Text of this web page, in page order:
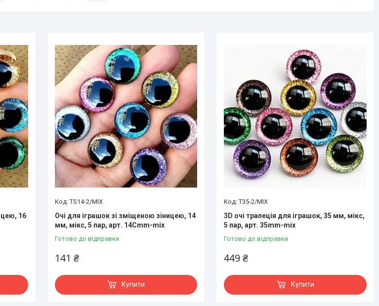
16
TS14-2/MIX
Очі для іграшок зі зміщеною зіницею, 14
мм, мікс, 5 пар, арт. 14Cmm-mix
Готово до відправки
141 ₴
Купити
T35-2/MIX
3D очі трапеція для іграшок, 35 мм, мікс,
5 пар, арт. 35mm-mix
Готово до відправки
449 ₴
Купити